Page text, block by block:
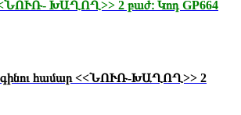
ԽԱՂՈՂ>> 2 բաժ։ Կոդ GP664
գինու համար <<ՆՈՒՌ-ԽԱՂՈՂ>> 2